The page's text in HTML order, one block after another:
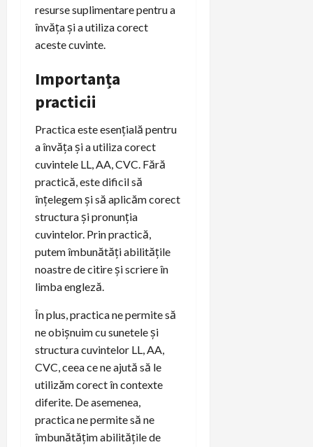
resurse suplimentare pentru a
învăța și a utiliza corect
aceste cuvinte.
Importanța
practicii
Practica este esențială pentru
a învăța și a utiliza corect
cuvintele LL, AA, CVC. Fără
practică, este dificil să
înțelegem și să aplicăm corect
structura și pronunția
cuvintelor. Prin practică,
putem îmbunătăți abilitățile
noastre de citire și scriere în
limba engleză.
În plus, practica ne permite să
ne obișnuim cu sunetele și
structura cuvintelor LL, AA,
CVC, ceea ce ne ajută să le
utilizăm corect în contexte
diferite. De asemenea,
practica ne permite să ne
îmbunătățim abilitățile de